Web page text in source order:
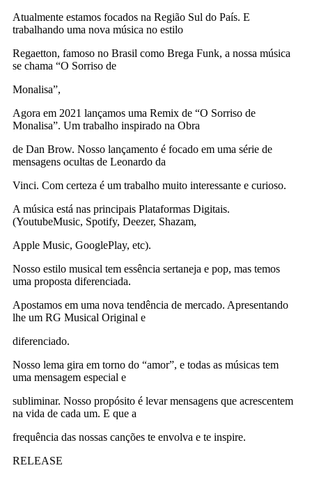
Atualmente estamos focados na Região Sul do País. E
trabalhando uma nova música no estilo
Regaetton, famoso no Brasil como Brega Funk, a nossa música
se chama “O Sorriso de
Monalisa”,
Agora em 2021 lançamos uma Remix de “O Sorriso de
Monalisa”. Um trabalho inspirado na Obra
de Dan Brow. Nosso lançamento é focado em uma série de
mensagens ocultas de Leonardo da
Vinci. Com certeza é um trabalho muito interessante e curioso.
A música está nas principais Plataformas Digitais.
(YoutubeMusic, Spotify, Deezer, Shazam,
Apple Music, GooglePlay, etc).
Nosso estilo musical tem essência sertaneja e pop, mas temos
uma proposta diferenciada.
Apostamos em uma nova tendência de mercado. Apresentando
lhe um RG Musical Original e
diferenciado.
Nosso lema gira em torno do “amor”, e todas as músicas tem
uma mensagem especial e
subliminar. Nosso propósito é levar mensagens que acrescentem
na vida de cada um. E que a
frequência das nossas canções te envolva e te inspire.
RELEASE